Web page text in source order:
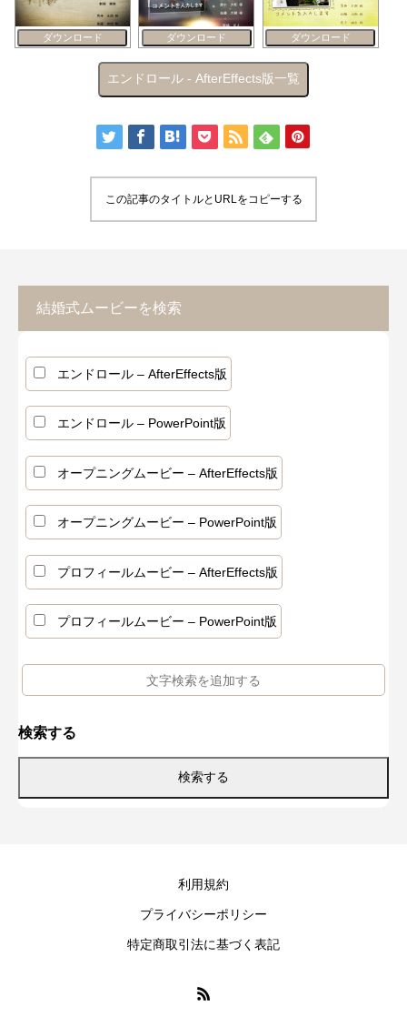
ダウンロード ダウンロード ダウンロード
エンドロール - AfterEffects版一覧
この記事のタイトルとURLをコピーする
結婚式ムービーを検索
エンドロール – AfterEffects版
エンドロール – PowerPoint版
オープニングムービー – AfterEffects版
オープニングムービー – PowerPoint版
プロフィールムービー – AfterEffects版
プロフィールムービー – PowerPoint版
検索する
利用規約
プライバシーポリシー
特定商取引法に基づく表記